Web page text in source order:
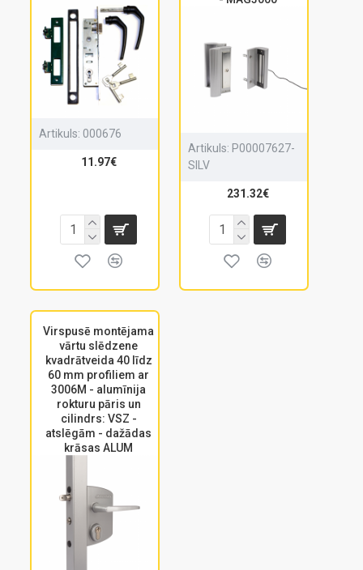
Artikuls: 000676
11.97€
Artikuls: P00007627-
SILV
231.32€
Virspusē montējama
vārtu slēdzene
kvadrātveida 40 līdz
60 mm profiliem ar
3006M - alumīnija
rokturu pāris un
cilindrs: VSZ -
atslēgām - dažādas
krāsas ALUM